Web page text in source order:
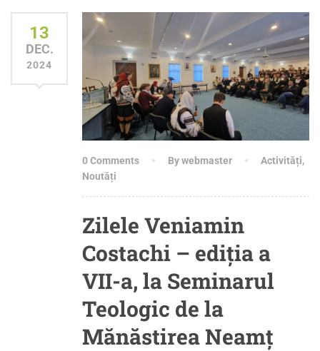
13
DEC.
2024
0 Comments By webmaster Activități,
Noutăți
Zilele Veniamin
Costachi – ediția a
VII-a, la Seminarul
Teologic de la
Mănăstirea Neamț